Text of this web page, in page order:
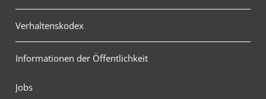
Verhaltenskodex
Informationen der Öffentlichkeit
Jobs